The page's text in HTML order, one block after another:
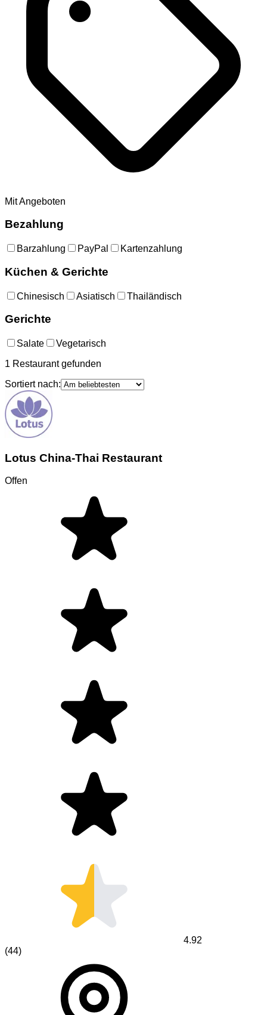
Mit Angeboten
Bezahlung
Barzahlung PayPal Kartenzahlung
Küchen & Gerichte
Chinesisch Asiatisch Thailändisch
Gerichte
Salate
Vegetarisch
1 Restaurantgefunden
Sortiert nach:
Lotus China-Thai Restaurant
Offen
4.92
(44)